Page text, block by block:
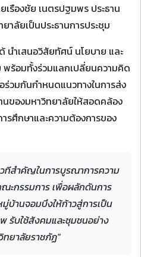
รืองชัย เนตรปฐมพร ประธาน
าลัยเป็นประธานการประชุม
นำเสนอวิสัยทัศน์ นโยบาย และ
ร้อมทั้งร่วมแลกเปลี่ยนความคิด
วมกันกำหนดแนวทางในการส่ง
นของมหาวิทยาลัยให้สอดคล้อง
รศึกษาและความต้องการของ
ทีสำคัญในการบูรณาการความ
ณะกรรมการ เพื่อผลักดันการ
านจอมบึงให้ก้าวสู่การเป็น
บใช้สังคมและชุมชนอย่าง
ยาลัยราชภัฏ"